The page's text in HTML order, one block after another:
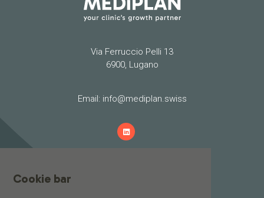
Via Ferruccio Pelli 13
6900, Lugano
Email: info@mediplan.swiss
Cookie bar